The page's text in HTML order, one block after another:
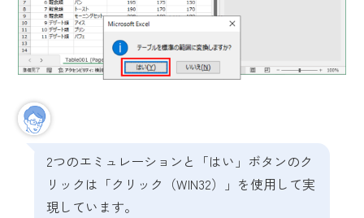
2つのエミュレーションと「はい」ボタンのク
リックは「クリック（WIN32）」を使用して実
現しています。